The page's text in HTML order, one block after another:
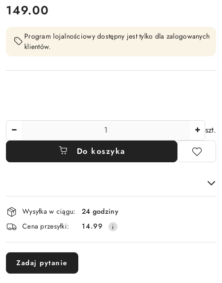
cena:
149.00
Program lojalnościowy dostępny jest tylko dla zalogowanych
klientów.
szt.
Do koszyka
Dostępność
i
dostawa
Wysyłka w ciągu:
24 godziny
Cena przesyłki:
14.99
Zadaj pytanie